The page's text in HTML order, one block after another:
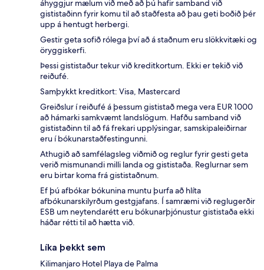
áhyggjur mælum við með að þú hafir samband við
gististaðinn fyrir komu til að staðfesta að þau geti boðið þér
upp á hentugt herbergi.
Gestir geta sofið rólega því að á staðnum eru slökkvitæki og
öryggiskerfi.
Þessi gististaður tekur við kreditkortum. Ekki er tekið við
reiðufé.
Samþykkt kreditkort: Visa, Mastercard
Greiðslur í reiðufé á þessum gististað mega vera EUR 1000
að hámarki samkvæmt landslögum. Hafðu samband við
gististaðinn til að fá frekari upplýsingar, samskipaleiðirnar
eru í bókunarstaðfestingunni.
Athugið að samfélagsleg viðmið og reglur fyrir gesti geta
verið mismunandi milli landa og gististaða. Reglurnar sem
eru birtar koma frá gististaðnum.
Ef þú afbókar bókunina muntu þurfa að hlíta
afbókunarskilyrðum gestgjafans. Í samræmi við reglugerðir
ESB um neytendarétt eru bókunarþjónustur gististaða ekki
háðar rétti til að hætta við.
Líka þekkt sem
Kilimanjaro Hotel Playa de Palma